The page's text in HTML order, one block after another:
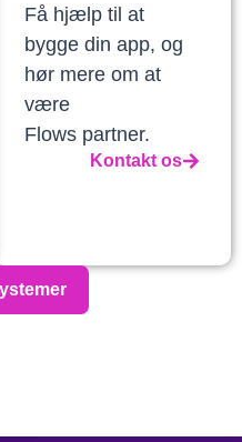
Få hjælp til at
bygge din app, og
hør mere om at
være
Flows partner.
Kontakt os